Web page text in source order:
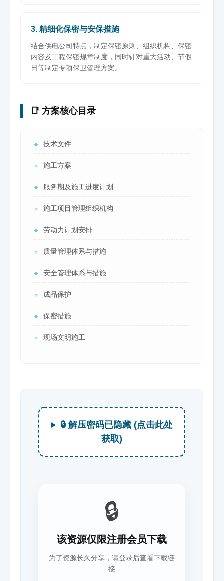
3. 精细化保密与安保措施
结合供电公司特点，制定保密原则、组织机构、保密
内容及工程保密规章制度，同时针对重大活动、节假
日等制定专项保卫管理方案。
📑 方案核心目录
🔹 技术文件
🔹 施工方案
🔹 服务期及施工进度计划
🔹 施工项目管理组织机构
🔹 劳动力计划安排
🔹 质量管理体系与措施
🔹 安全管理体系与措施
🔹 成品保护
🔹 保密措施
🔹 现场文明施工
🔒 解压密码已隐藏 (点击此处
获取)
🔒
该资源仅限注册会员下载
为了资源长久分享，请登录后查看下载链
接